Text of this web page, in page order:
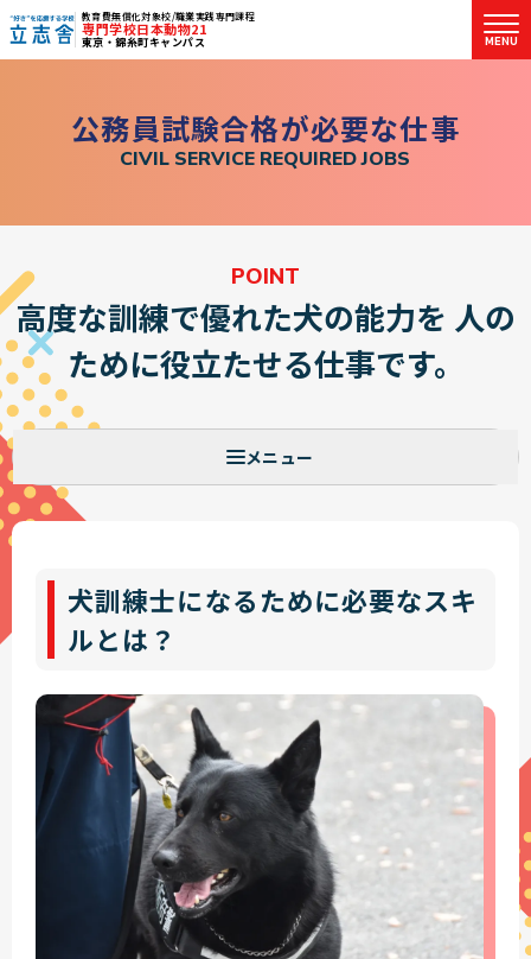
"好き"を応援する学校 立志舎
教育費無償化対象校/職業実践専門課程
専門学校日本動物21
東京・錦糸町キャンパス MENU
公務員試験合格が必要な仕事
CIVIL SERVICE REQUIRED JOBS
高度な訓練で優れた犬の能力を 人の
ために役立たせる仕事です。
POINT
犬訓練士になるために必要なスキ
ルとは？